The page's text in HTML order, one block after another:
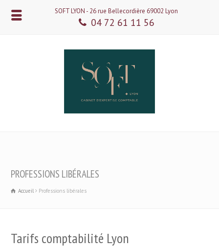
SOFT LYON - 26 rue Bellecordière 69002 Lyon
04 72 61 11 56
PROFESSIONS LIBÉRALES
Accueil Professions libérales
Tarifs comptabilité Lyon